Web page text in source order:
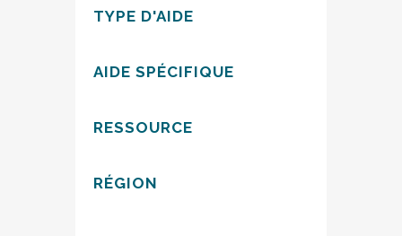
TYPE D'AIDE
AIDE SPÉCIFIQUE
RESSOURCE
RÉGION